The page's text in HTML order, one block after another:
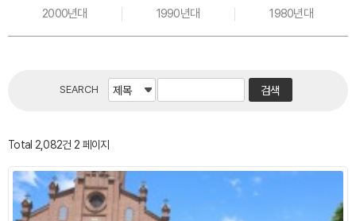
2000년대 1990년대 1980년대
SEARCH
Total 2,082건 2 페이지